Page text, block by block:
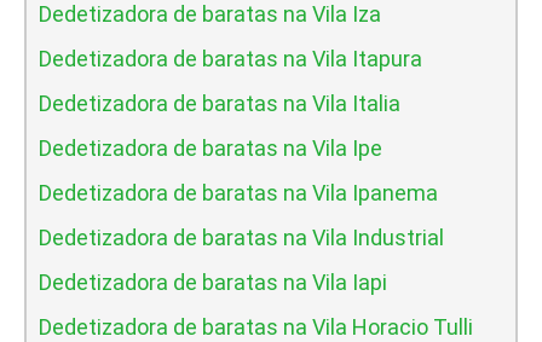
Dedetizadora de baratas na Vila Iza
Dedetizadora de baratas na Vila Itapura
Dedetizadora de baratas na Vila Italia
Dedetizadora de baratas na Vila Ipe
Dedetizadora de baratas na Vila Ipanema
Dedetizadora de baratas na Vila Industrial
Dedetizadora de baratas na Vila Iapi
Dedetizadora de baratas na Vila Horacio Tulli